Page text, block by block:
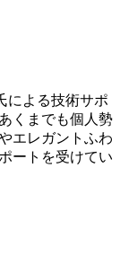
による技術サポ
くまでも個人勢
エレガントふわ
ートを受けてい